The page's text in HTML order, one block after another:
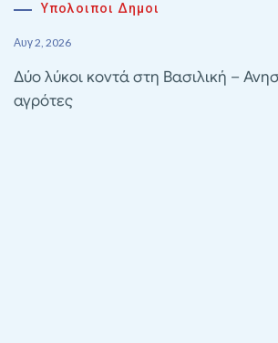
Υπολοιποι Δημοι
Αυγ 2, 2026
Δύο λύκοι κοντά στη Βασιλική –
αγρότες